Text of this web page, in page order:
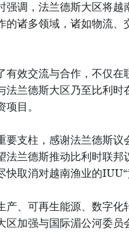
调，法兰德斯大区将越
诸多领域，诸如物流、
效交流与合作，不仅在
兰德斯大区乃至比利时
目。
要支柱，感谢法兰德斯议
兰德斯推动比利时联邦
取消对越南渔业的IUU“
产、可再生能源、数字化
区加强与国际湄公河委员